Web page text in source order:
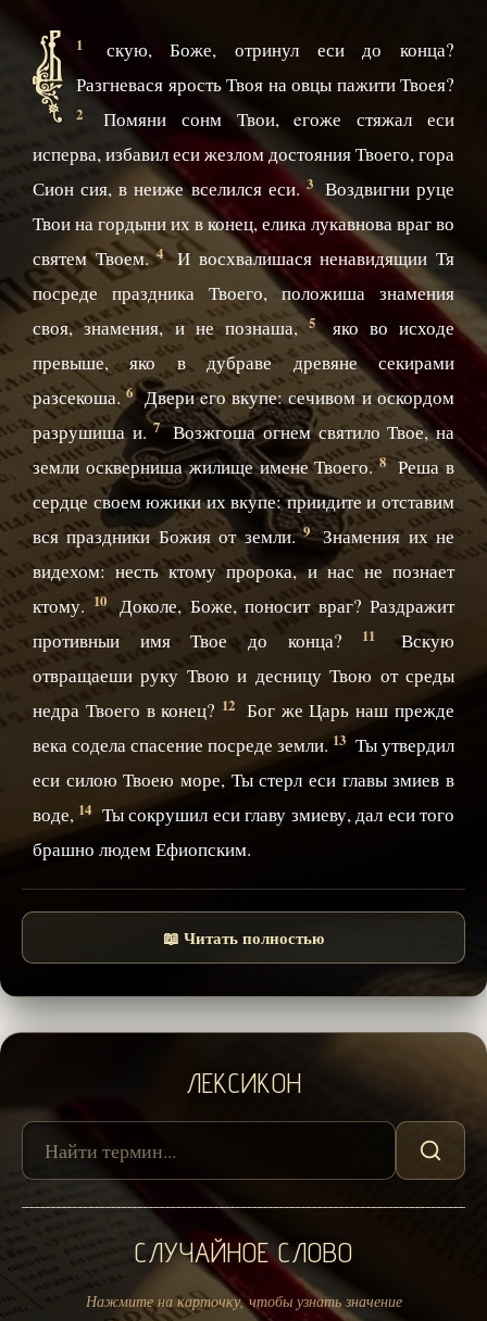
1
В
скую, Боже, отринул еси до конца?
Разгневася ярость Твоя на овцы пажити Твоея?
2
Помяни сонм Твои, eгоже стяжал еси
исперва, избавил еси жезлом достояния Твоего, гора
Сион сия, в неиже вселился еси.3 Воздвигни руце
Твои на гордыни их в конец, елика лукавнова враг во
святем Твоем.4 И восхвалишася ненавидящии Тя
посреде праздника Твоего, положиша знамения
своя, знамения, и не познаша,5 яко во исходе
превыше, яко в дубраве древяне секирами
разсекоша.6 Двери eго вкупе: сечивом и оскордом
разрушиша и.7 Возжгоша огнем святило Твое, на
земли оскверниша жилище имене Твоего.8 Реша в
сердце своем южики их вкупе: приидите и отставим
вся праздники Божия от земли.9 Знамения их не
видехом: несть ктому пророка, и нас не познает
ктому. 10
Доколе, Боже, поносит враг? Раздражит
противныи имя Твое до конца?
11
Вскую
отвращаеши руку Твою и десницу Твою от среды
недра Твоего в конец? 12
Бог же Царь наш прежде
века содела спасение посреде земли. 13 Ты утвердил
еси силою Твоею море, Ты стерл еси главы змиев в
воде, 14 Ты сокрушил еси главу змиеву, дал еси того
брашно людем Ефиопским.
📖 Читать полностью
ЛЕКСИКОН
СЛУЧАЙНОЕ СЛОВО
Нажмите на карточку, чтобы узнать значение